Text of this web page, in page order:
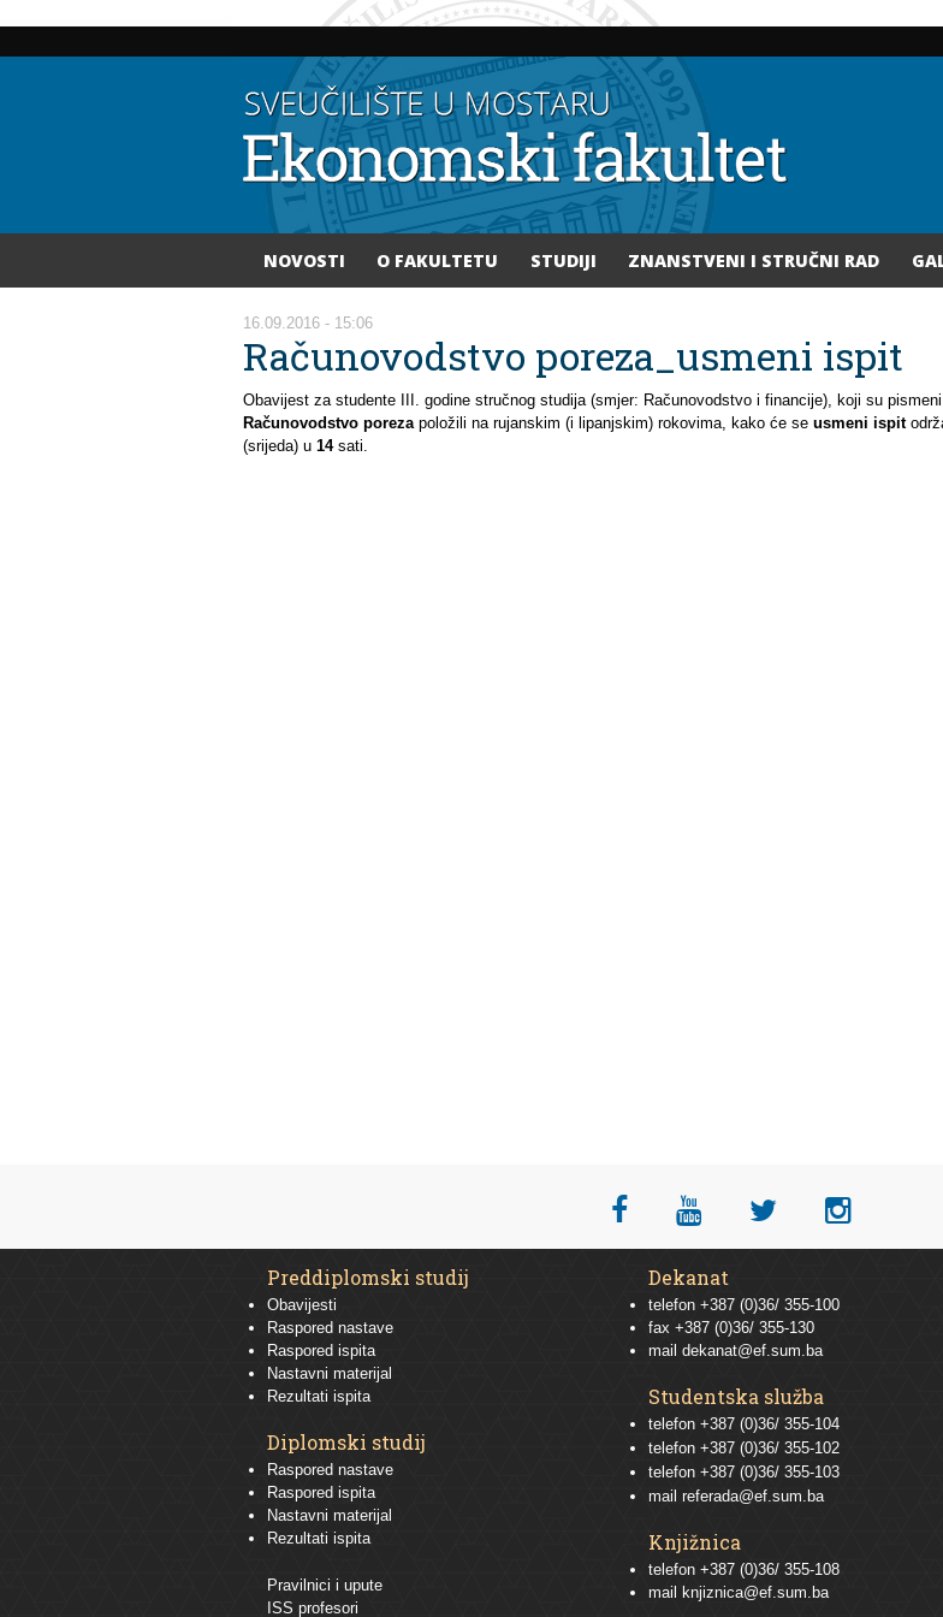
glavni
NOVOSTI O FAKULTETU STUDIJI ZNANSTVENI I STRUČNI RAD
Vi ste ovdje
16.09.2016 - 15:06
Računovodstvo poreza_usmeni ispit
Obavijest za studente III. godine stručnog studija (smjer: Računovodstvo i financije), koji su
Računovodstvo poreza položili na rujanskim (i lipanjskim) rokovima, kako će se usmeni ispit
(srijeda) u 14sati.
Preddiplomski studij
Obavijesti
Raspored nastave
Raspored ispita
Nastavni materijal
Rezultati ispita
Diplomski studij
Raspored nastave
Raspored ispita
Nastavni materijal
Rezultati ispita
Pravilnici i upute
ISS profesori
Dekanat
telefon +387 (0)36/ 355-100
fax +387 (0)36/ 355-130
mail dekanat@ef.sum.ba
Studentska služba
telefon +387 (0)36/ 355-104
telefon +387 (0)36/ 355-102
telefon +387 (0)36/ 355-103
mail referada@ef.sum.ba
Knjižnica
telefon +387 (0)36/ 355-108
mail
knjiznica@ef.sum.ba